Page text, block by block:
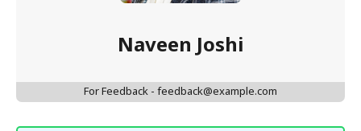
Naveen Joshi
For Feedback - feedback@example.com